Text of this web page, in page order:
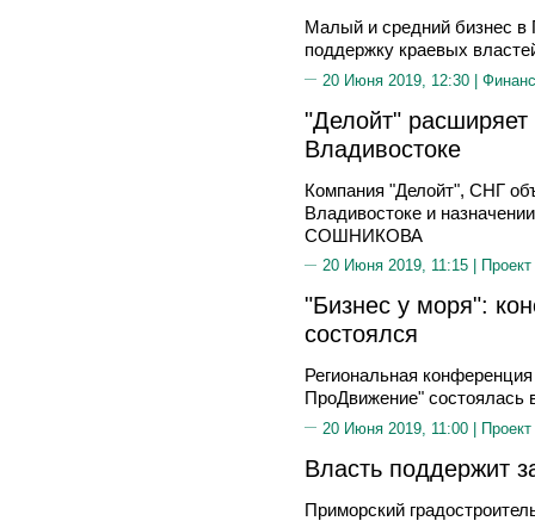
Малый и средний бизнес в
поддержку краевых
20 Июня 2019, 12:30 |
"Делойт" расширяет
Владивостоке
Компания "Делойт", СНГ
Владивостоке и
СОШНИКОВА
20 Июня 2019, 11:15 |
"Бизнес у моря":
состоялся
Региональная
ПроДвижение" состоялась
20 Июня 2019, 11:00 |
Власть поддержит
Приморский